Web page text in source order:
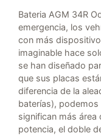
Bateria AGM 34R
emergencia, los
con más
imaginable hace
se han diseñado
que sus placas
diferencia de la
baterías),
significan más área
potencia, el doble